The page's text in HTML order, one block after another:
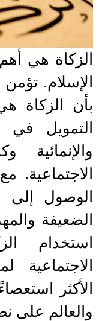
الزكاة هي
الإسلام.
بأن الزكاة
التمويل في
والإنمائية
الاجتماعية.
الوصول إلى
الضعيفة
استخدام
الاجتماعية
الأكثر
والعالم على